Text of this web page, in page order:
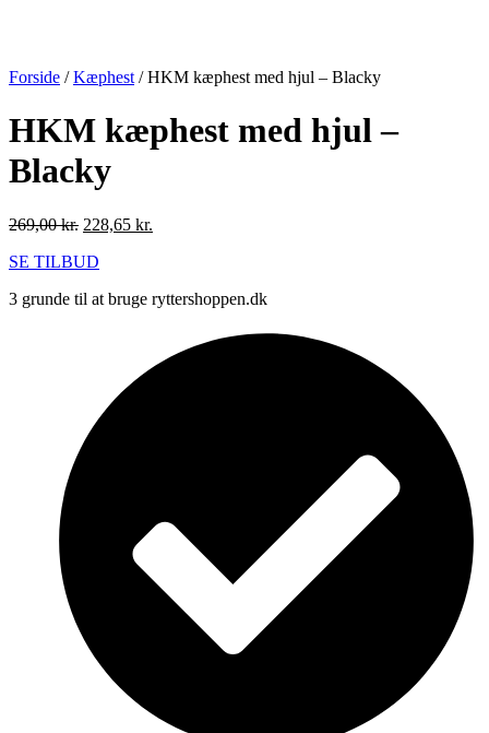
Forside /Kæphest / HKM kæphest med hjul – Blacky
HKM kæphest med hjul –
Blacky
269,00kr. Den
pris
269,00 kr..
228,65 kr.
228,65 kr..
SE TILBUD
3 grunde til at bruge ryttershoppen.dk